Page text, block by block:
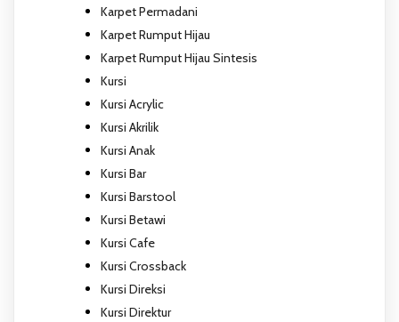
Karpet Permadani
Karpet Rumput Hijau
Karpet Rumput Hijau Sintesis
Kursi
Kursi Acrylic
Kursi Akrilik
Kursi Anak
Kursi Bar
Kursi Barstool
Kursi Betawi
Kursi Cafe
Kursi Crossback
Kursi Direksi
Kursi Direktur